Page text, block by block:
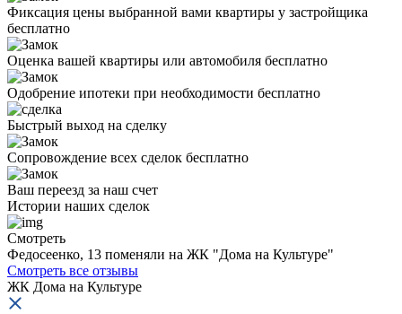
Фиксация цены выбранной вами квартиры у застройщика
бесплатно
Оценка вашей квартиры или автомобиля бесплатно
Одобрение ипотеки при необходимости бесплатно
Быстрый выход на сделку
Сопровождение всех сделок бесплатно
Ваш переезд за наш счет
Истории наших сделок
Смотреть
Федосеенко, 13 поменяли на ЖК "Дома на Культуре"
Смотреть все отзывы
ЖК Дома на Культуре